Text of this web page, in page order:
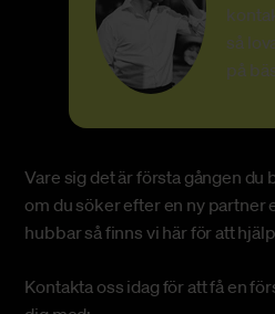
så
på
Vare sig det är första gången du
om du söker efter en ny partner
hubbar så finns vi här för att
Kontakta oss idag för att få en